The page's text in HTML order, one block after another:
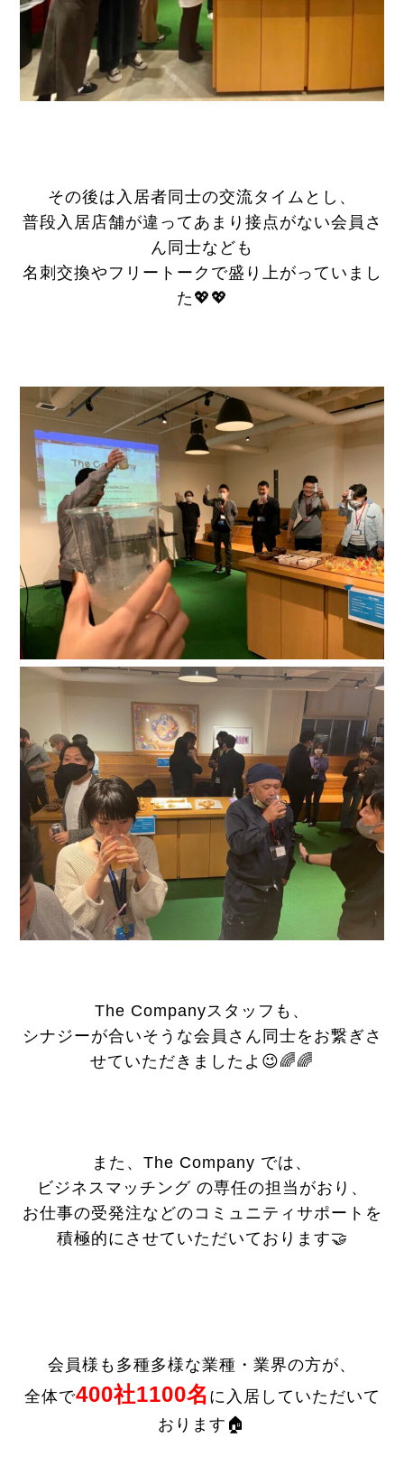
その後は入居者同士の交流タイムとし、
普段入居店舗が違ってあまり接点がない会員さ
ん同士なども
名刺交換やフリートークで盛り上がっていまし
た💖💖
The Companyスタッフも、
シナジーが合いそうな会員さん同士をお繋ぎさ
せていただきましたよ😉🌈🌈
また、The Company では、
ビジネスマッチング の専任の担当がおり、
お仕事の受発注などのコミュニティサポートを
積極的にさせていただいております🤝
会員様も多種多様な業種・業界の方が、
全体で400社1100名 に入居していただいて
おります🏠